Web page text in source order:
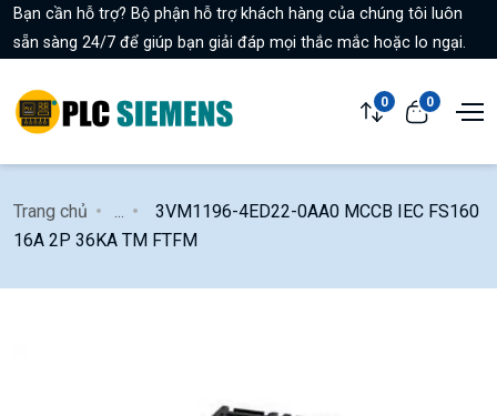
Bạn cần hỗ trợ? Bộ phận hỗ trợ khách hàng của chúng tôi luôn
sẵn sàng 24/7 để giúp bạn giải đáp mọi thắc mắc hoặc lo ngại.
0 0
Trang chủ
3VM1196-4ED22-0AA0 MCCB IEC FS160
16A 2P 36KA TM FTFM